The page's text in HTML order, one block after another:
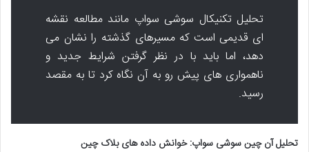
تحلیل تکنیکال سوشی سواپ مانند مطالعه نقشه
ای قدیمی است که مسیرهای گذشته را نشان می
دهد، اما باید با در نظر گرفتن شرایط جدید و
ناهمواری های پیش رو به آن نگاه کرد تا به مقصد
رسید.
تحلیل آن چین سوشی سواپ: خوانش داده های بلاک چین